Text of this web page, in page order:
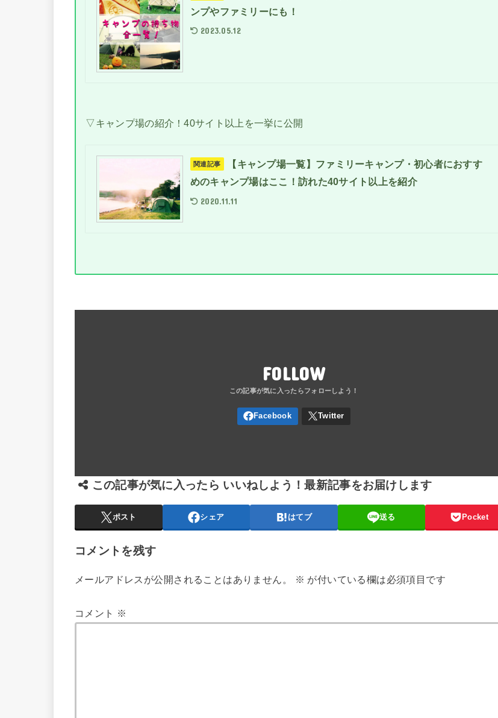
ンプやファミリーにも！
2023.05.12
▽キャンプ場の紹介！40サイト以上を一挙に公開
関連記事
【キャンプ場一覧】ファミリーキャンプ・初心者におすす
めのキャンプ場はここ！訪れた40サイト以上を紹介
2020.11.11
FOLLOW
この記事が気に入ったら いいねしよう！最新記事をお届けします
ポスト シェア はてブ 送る Pocket
コメントを残す
メールアドレスが公開されることはありません。 ※ が付いている欄は必須項目です
コメント ※